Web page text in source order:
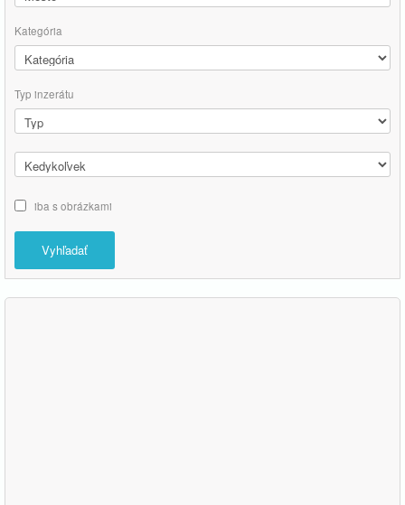
Kategória
Typ inzerátu
iba s obrázkami
Vyhľadať